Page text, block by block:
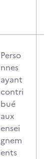
Perso
nnes
ayant
contri
bué
aux
ensei
gnem
ents